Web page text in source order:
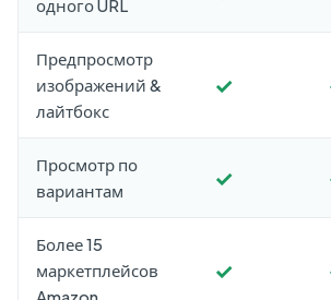
одного URL
Предпросмотр
изображений &
лайтбокс
✓
Просмотр по
вариантам
✓
Более 15
маркетплейсов
✓